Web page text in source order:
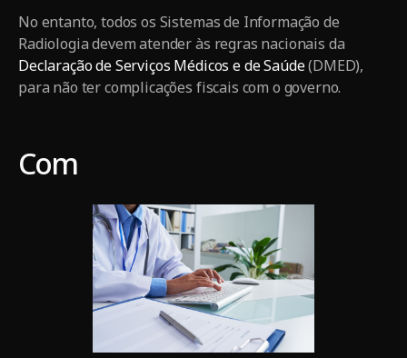
No entanto, todos os Sistemas de Informação de
Radiologia devem atender às regras nacionais da
Declaração de Serviços Médicos e de Saúde(DMED),
para não ter complicações fiscais com o governo.
Com